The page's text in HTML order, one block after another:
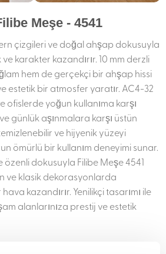
Meşe - 4541
çizgileri ve doğal ahşap dokusuyla
ve karakter kazandırır. 10 mm derzli
hem de gerçekçi bir ahşap hissi
estetik bir atmosfer yaratır. AC4-32
ve ofislerde yoğun kullanıma karşı
günlük aşınmalara karşı üstün
ve hijyenik yüzeyi
ömürlü bir kullanım deneyimi sunar.
dokusuyla Filibe Meşe 4541
ve klasik dekorasyonlarda
kazandırır. Yenilikçi tasarımı ile
alanlarınıza prestij ve estetik